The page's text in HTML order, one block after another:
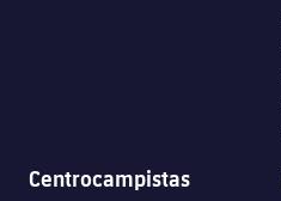
Centrocampistas